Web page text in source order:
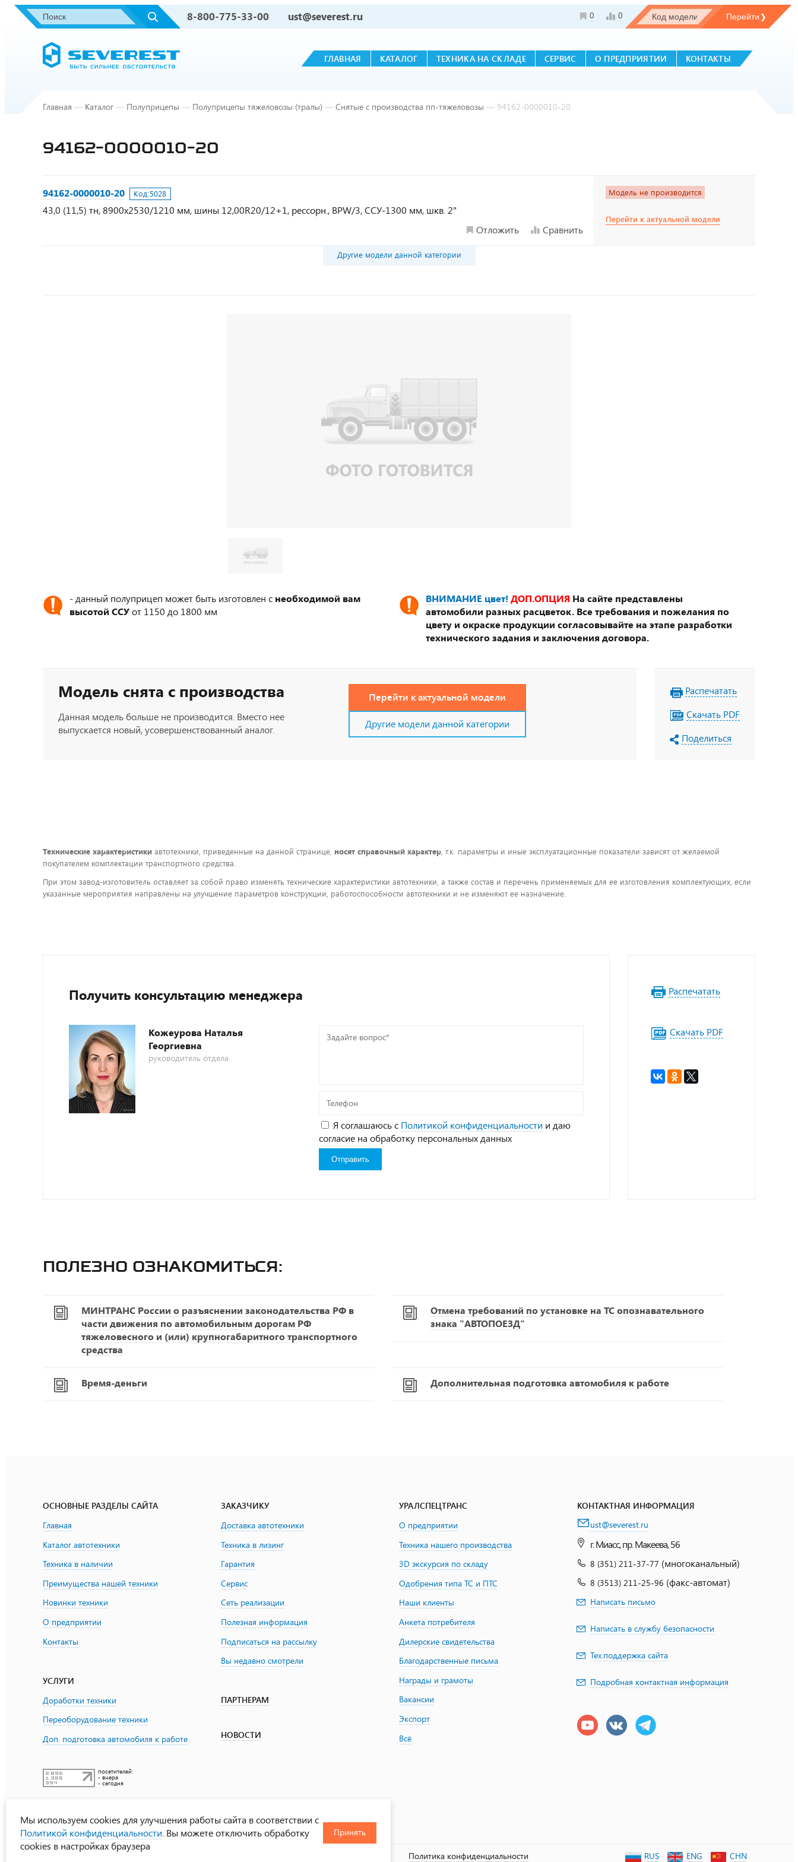
8-800-775-33-00 ust@severest.ru 0 0
ГЛАВНАЯ КАТАЛОГ ТЕХНИКА НА СКЛАДЕ СЕРВИС О ПРЕДПРИЯТИИ КОНТАКТЫ
Главная — Каталог — Полуприцепы — Полуприцепы тяжеловозы (тралы) — Снятые с производства пп-тяжеловозы — 94162-0000010-20
94162-0000010-20
94162-0000010-20 Код:5028
43,0 (11,5) тн, 8900х2530/1210 мм, шины 12,00R20/12+1, рессорн., BPW/3, ССУ-1300 мм, шкв. 2"
Отложить
Сравнить
Модель не производится
Перейти к актуальной модели
Другие модели данной категории
- данный полуприцеп может быть изготовлен с необходимой вам
высотой ССУот 1150 до 1800 мм
ВНИМАНИЕ цвет! ДОП.ОПЦИЯ На сайте представлены
автомобили разных расцветок. Все требования и пожелания по
цвету и окраске продукции согласовывайте на этапе разработки
технического задания и заключения договора.
Модель снята с производства
Данная модель больше не производится. Вместо нее
выпускается новый, усовершенствованный аналог.
Перейти к актуальной модели
Другие модели данной категории
Распечатать
Скачать PDF
Поделиться
Технические характеристики автотехники, приведенные на данной странице, носят справочный характер, т.к. параметры и иные эксплуатационные показатели зависят от желаемой
покупателем комплектации транспортного средства.
При этом завод-изготовитель оставляет за собой право изменять технические характеристики автотехники, а также состав и перечень применяемых для ее изготовления комплектующих, если
указанные мероприятия направлены на улучшение параметров конструкции, работоспособности автотехники и не изменяют ее назначение.
Получить консультацию менеджера
Кожеурова Наталья
Георгиевна
руководитель отдела
Задайте
Телефон
Я соглашаюсь с Политикой конфиденциальности и даю
согласие на обработку персональных данных
Распечатать
Скачать PDF
Полезно ознакомиться:
МИНТРАНС России о разъяснении законодательства РФ в
части движения по автомобильным дорогам РФ
тяжеловесного и (или) крупногабаритного транспортного
средства
Отмена требований по установке на ТС опознавательного
знака "АВТОПОЕЗД"
Время-деньги Дополнительная подготовка автомобиля к работе
ОСНОВНЫЕ РАЗДЕЛЫ САЙТА
Главная
Каталог автотехники
Техника в наличии
Преимущества нашей техники
Новинки техники
О предприятии
Контакты
УСЛУГИ
Доработки техники
Переоборудование техники
Доп. подготовка автомобиля к работе
посетителей:
- вчера
- сегодня
ЗАКАЗЧИКУ
Доставка автотехники
Техника в лизинг
Гарантия
Сервис
Сеть реализации
Полезная информация
Подписаться на рассылку
Вы недавно смотрели
ПАРТНЕРАМ
НОВОСТИ
УРАЛСПЕЦТРАНС
О предприятии
Техника нашего производства
3D экскурсия по складу
Одобрения типа ТС и ПТС
Наши клиенты
Анкета потребителя
Дилерские свидетельства
Благодарственные письма
Награды и грамоты
Вакансии
Экспорт
Всё
КОНТАКТНАЯ ИНФОРМАЦИЯ
ust@severest.ru
г. Миасс, пр. Макеева, 56
8 (351) 211-37-77 (многоканальный)
8 (3513) 211-25-96 (факс-автомат)
Написать письмо
Написать в службу безопасности
Тех.поддержка сайта
Подробная контактная информация
УралСпецТранс Политика конфиденциальности RUS ENG CHN
Мы используем cookies для улучшения работы сайта в соответствии с
Политикой конфиденциальности . Вы можете отключить обработку
cookies в настройках браузера
Принять